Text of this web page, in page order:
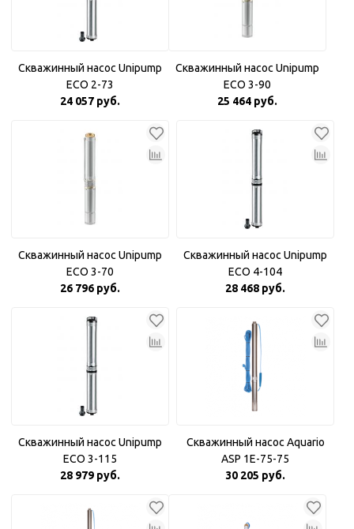
Скважинный насос Unipump
ECO 2-73
24 057 руб.
Скважинный насос Unipump
ECO 3-90
25 464 руб.
Скважинный насос Unipump
ECO 3-70
26 796 руб.
Скважинный насос Unipump
ECO 4-104
28 468 руб.
Скважинный насос Unipump
ECO 3-115
28 979 руб.
Скважинный насос Aquario
ASP 1E-75-75
30 205 руб.